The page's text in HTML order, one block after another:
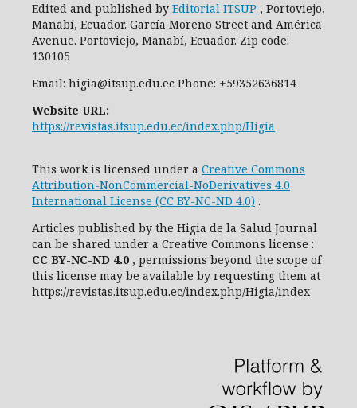
Edited and published by Editorial ITSUP , Portoviejo,
Manabí, Ecuador. García Moreno Street and América
Avenue. Portoviejo, Manabí, Ecuador. Zip code:
130105
Email: higia@itsup.edu.ec Phone: +59352636814
Website URL:
https://revistas.itsup.edu.ec/index.php/Higia
This work is licensed under a Creative Commons
Attribution-NonCommercial-NoDerivatives 4.0
International License (CC BY-NC-ND 4.0) .
Articles published by the Higia de la Salud Journal
can be shared under a Creative Commons license :
CC BY-NC-ND 4.0 , permissions beyond the scope of
this license may be available by requesting them at
https://revistas.itsup.edu.ec/index.php/Higia/index